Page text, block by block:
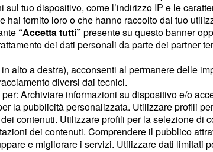
tuo dispositivo, come l’indirizzo IP e le
fornito loro o che hanno raccolto dal tuo
“Accetta tutti” presente su questo banner
dei dati personali da parte dei partner
in alto a destra), acconsenti al permanere delle
diversi dai tecnici.
Archiviare informazioni su dispositivo e/o
la pubblicità personalizzata. Utilizzare profili
contenuti. Utilizzare profili per la selezione di
dei contenuti. Comprendere il pubblico
e migliorare i servizi. Utilizzare dati limitati